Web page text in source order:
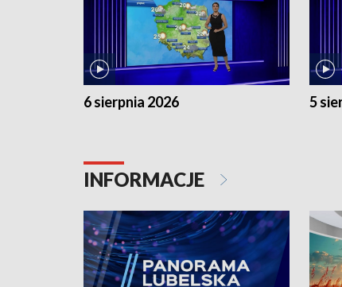
6 sierpnia 2026 5
INFORMACJE